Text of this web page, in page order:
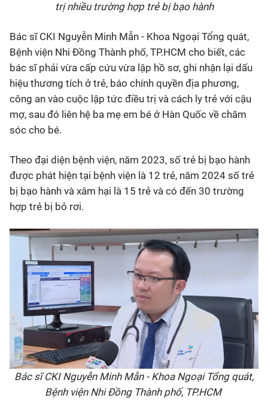
trị nhiều trường hợp trẻ bị bạo hành
Bác sĩ CKI Nguyễn Minh Mẫn - Khoa Ngoại Tổng quát,
Bệnh viện Nhi Đồng Thành phố, TP.HCM cho biết, các
bác sĩ phải vừa cấp cứu vừa lập hồ sơ, ghi nhận lại dấu
hiệu thương tích ở trẻ, báo chính quyền địa phương,
công an vào cuộc lập tức điều trị và cách ly trẻ với cậu
mợ, sau đó liên hệ ba mẹ em bé ở Hàn Quốc về chăm
sóc cho bé.
Theo đại diện bệnh viện, năm 2023, số trẻ bị bạo hành
được phát hiện tại bệnh viện là 12 trẻ, năm 2024 số trẻ
bị bạo hành và xâm hại là 15 trẻ và có đến 30 trường
hợp trẻ bị bỏ rơi.
Bác sĩ CKI Nguyễn Minh Mẫn - Khoa Ngoại Tổng quát,
Bệnh viện Nhi Đồng Thành phố, TP.HCM